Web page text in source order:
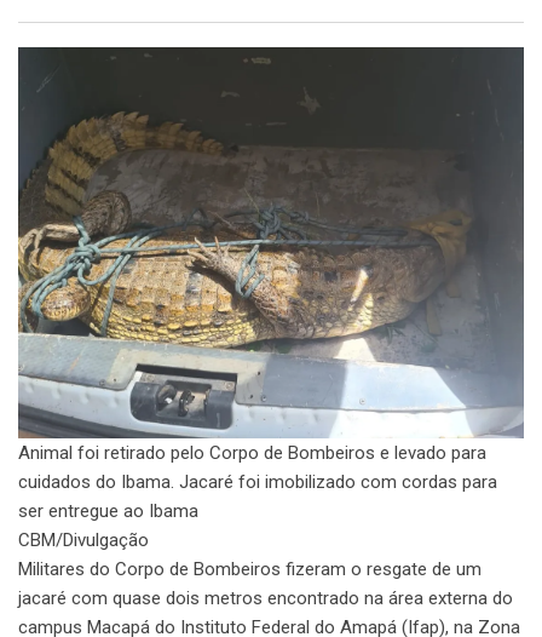
Animal foi retirado pelo Corpo de Bombeiros e levado para
cuidados do Ibama. Jacaré foi imobilizado com cordas para
ser entregue ao Ibama
CBM/Divulgação
Militares do Corpo de Bombeiros fizeram o resgate de um
jacaré com quase dois metros encontrado na área externa do
campus Macapá do Instituto Federal do Amapá (Ifap), na Zona